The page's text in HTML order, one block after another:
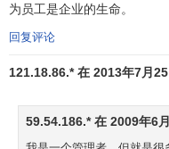
为员工是企业的生命。
回复评论
121.18.86.* 在 2013年7月
59.54.186.* 在 2009年6